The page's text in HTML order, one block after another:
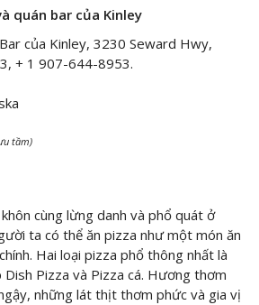
quán bar của Kinley
của Kinley, 3230 Seward Hwy,
+ 1 907-644-8953.
tầm)
cùng lừng danh và phổ quát ở
ta có thể ăn pizza như một món ăn
Hai loại pizza phổ thông nhất là
Pizza và Pizza cá. Hương thơm
những lát thịt thơm phức và gia vị